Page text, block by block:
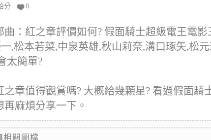
分 0
：紅之章評價如何? 假面騎士超級電王電影
,松本若菜,中泉英雄,秋山莉奈,溝口琢矢,松
太簡單?
章值得觀賞嗎? 大概給幾顆星? 看過假面騎
麻煩分享一下。